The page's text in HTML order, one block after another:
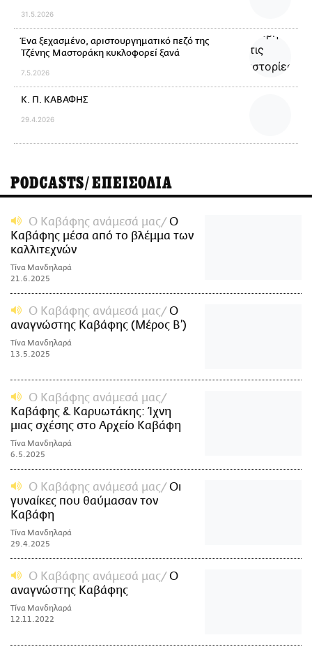
31.5.2026
Ένα ξεχασμένο, αριστουργηματικό πεζό της
Τζένης Μαστοράκη κυκλοφορεί ξανά
7.5.2026
Κ. Π. ΚΑΒΑΦΗΣ
29.4.2026
PODCASTS/ΕΠΕΙΣΟΔΙΑ
Ο Καβάφης ανάμεσά μας
Ο
Καβάφης μέσα από το βλέμμα των
καλλιτεχνών
Τίνα Μανδηλαρά
21.6.2025
Ο Καβάφης ανάμεσά μας
Ο
αναγνώστης Καβάφης (Μέρος Β’)
Τίνα Μανδηλαρά
13.5.2025
Ο Καβάφης ανάμεσά μας
Καβάφης & Καρυωτάκης: Ίχνη
μιας σχέσης στο Αρχείο Καβάφη
Τίνα Μανδηλαρά
6.5.2025
Ο Καβάφης ανάμεσά μας
Οι
γυναίκες που θαύμασαν τον
Καβάφη
Τίνα Μανδηλαρά
29.4.2025
Ο Καβάφης ανάμεσά μας
Ο
αναγνώστης Καβάφης
Τίνα Μανδηλαρά
12.11.2022